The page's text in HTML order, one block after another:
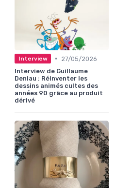
Interview •
27/05/2026
Interview de Guillaume
Deniau : Réinventer les
dessins animés cultes des
années 90 grâce au produit
dérivé